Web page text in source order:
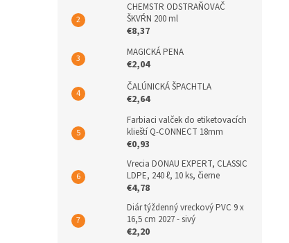
CHEMSTR ODSTRAŇOVAČ
ŠKVŔN 200 ml
€8,37
MAGICKÁ PENA
€2,04
ČALÚNICKÁ ŠPACHTLA
€2,64
Farbiaci valček do etiketovacích
klieští Q-CONNECT 18mm
€0,93
Vrecia DONAU EXPERT, CLASSIC
LDPE, 240 ℓ, 10 ks, čierne
€4,78
Diár týždenný vreckový PVC 9 x
16,5 cm 2027 - sivý
€2,20